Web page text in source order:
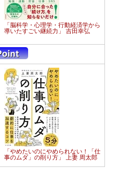
「脳科学・心理学・行動経済学から
導いたすごい継続力」 吉田幸弘
「やめたいのにやめられない！「仕
事のムダ」の削り方」 上妻 周太郎